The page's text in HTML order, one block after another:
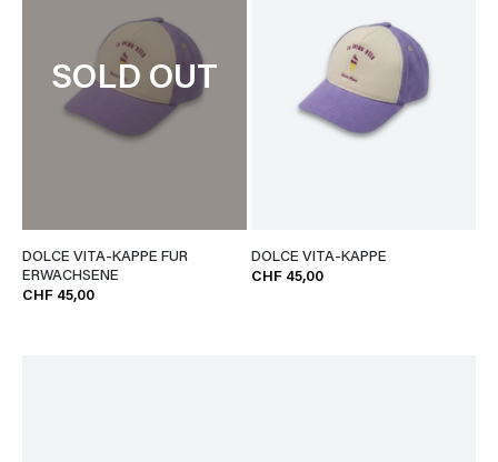
SOLD OUT
DOLCE VITA-KAPPE FÜR
ERWACHSENE
CHF 45,00
DOLCE VITA-KAPPE
CHF 45,00